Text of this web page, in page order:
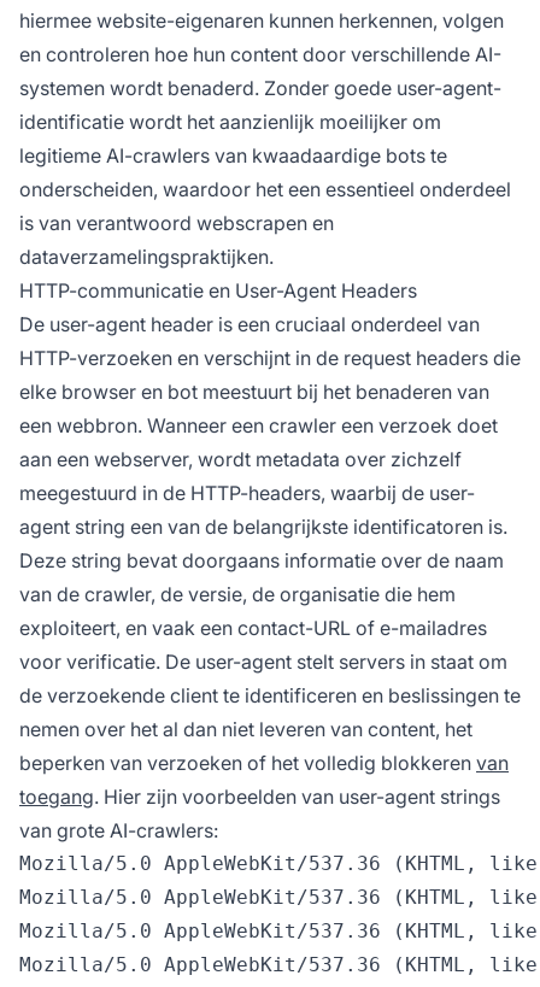
hiermee website-eigenaren kunnen herkennen, volgen
en controleren hoe hun content door verschillende AI-
systemen wordt benaderd. Zonder goede user-agent-
identificatie wordt het aanzienlijk moeilijker om
legitieme AI-crawlers van kwaadaardige bots te
onderscheiden, waardoor het een essentieel onderdeel
is van verantwoord webscrapen en
dataverzamelingspraktijken.
HTTP-communicatie en User-Agent Headers
De user-agent header is een cruciaal onderdeel van
HTTP-verzoeken en verschijnt in de request headers die
elke browser en bot meestuurt bij het benaderen van
een webbron. Wanneer een crawler een verzoek doet
aan een webserver, wordt metadata over zichzelf
meegestuurd in de HTTP-headers, waarbij de user-
agent string een van de belangrijkste identificatoren is.
Deze string bevat doorgaans informatie over de naam
van de crawler, de versie, de organisatie die hem
exploiteert, en vaak een contact-URL of e-mailadres
voor verificatie. De user-agent stelt servers in staat om
de verzoekende client te identificeren en beslissingen te
nemen over het al dan niet leveren van content, het
beperken van verzoeken of het volledig blokkeren van
toegang. Hier zijn voorbeelden van user-agent strings
van grote AI-crawlers:
Mozilla/5.0 AppleWebKit/537.36 (KHTML,
Mozilla/5.0 AppleWebKit/537.36 (KHTML,
Mozilla/5.0 AppleWebKit/537.36 (KHTML,